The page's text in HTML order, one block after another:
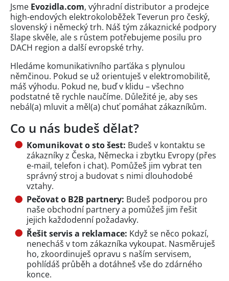
Jsme Evozidla.com, výhradní distributor a prodejce
high-endových elektrokoloběžek Teverun pro český,
slovenský i německý trh. Náš tým zákaznické podpory
šlape skvěle, ale s růstem potřebujeme posilu pro
DACH region a další evropské trhy.
Hledáme komunikativního parťáka s plynulou
němčinou. Pokud se už orientuješ v elektromobilitě,
máš výhodu. Pokud ne, buď v klidu – všechno
podstatné tě rychle naučíme. Důležité je, aby ses
nebál(a) mluvit a měl(a) chuť pomáhat zákazníkům.
Co u nás budeš dělat?
Komunikovat o sto šest: Budeš v kontaktu se
zákazníky z Česka, Německa i zbytku Evropy (přes
e-mail, telefon i chat). Pomůžeš jim vybrat ten
správný stroj a budovat s nimi dlouhodobé
vztahy.
Pečovat o B2B partnery: Budeš podporou pro
naše obchodní partnery a pomůžeš jim řešit
jejich každodenní požadavky.
Řešit servis a reklamace: Když se něco pokazí,
nenecháš v tom zákazníka vykoupat. Nasměruješ
ho, zkoordinuješ opravu s naším servisem,
pohlídáš průběh a dotáhneš vše do zdárného
konce.